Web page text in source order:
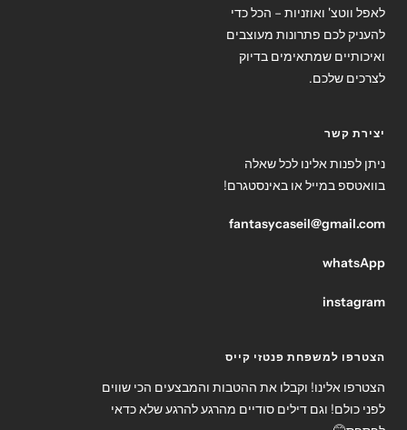
לאפל ווטצ' ואוזניות – הכל כדי
להעניק לכם פתרונות מעוצבים
ואיכותיים שמתאימים בדיוק
לצרכים שלכם.
יצירת קשר
ניתן לפנות אלינו לכל שאלה
בוואטספ במייל או באינסטגרם!
fantasycaseil@gmail.com
whatsApp
instagram
הצטרפו למשפחת פנטזי קייס
הצטרפו אלינו! וקבלו את ההטבות והמבצעים הכי שווים
לפני כולם! וגם דילים סודיים מהרגע להרגע שלא כדאי